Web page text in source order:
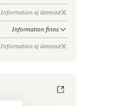
Information ej lämnad
Information finns
Information ej lämnad